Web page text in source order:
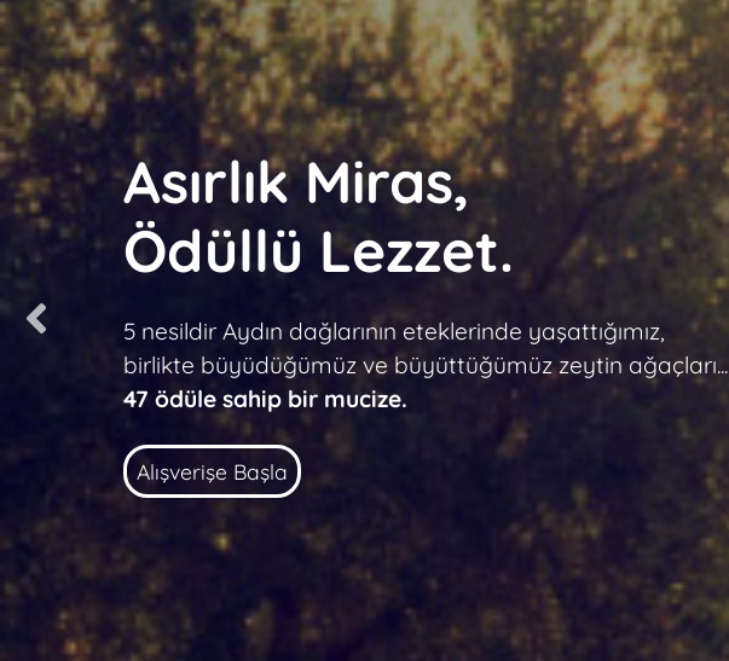
Asırlık Miras,
Ödüllü Lezzet.
5 nesildir Aydın dağlarının eteklerinde yaşattığımız,
birlikte büyüdüğümüz ve büyüttüğümüz zeytin ağaçları...
47 ödüle sahip bir mucize.
Alışverişe Başla
Aydın dağları eteklerindeki Menderes
ovasının cezbedici koku ve tatları bir arada.
Alışverişe Başla